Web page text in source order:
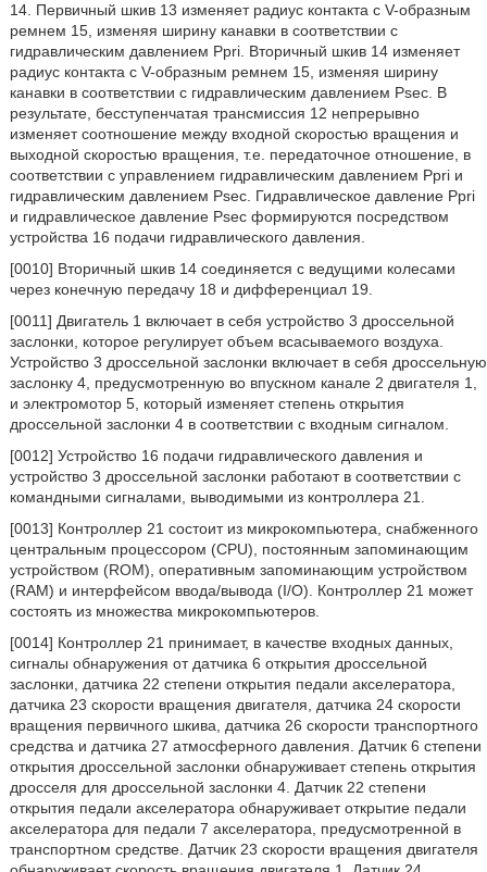
14. Первичный шкив 13 изменяет радиус контакта с V-образным
ремнем 15, изменяя ширину канавки в соответствии с
гидравлическим давлением Ppri. Вторичный шкив 14 изменяет
радиус контакта с V-образным ремнем 15, изменяя ширину
канавки в соответствии с гидравлическим давлением Psec. В
результате, бесступенчатая трансмиссия 12 непрерывно
изменяет соотношение между входной скоростью вращения и
выходной скоростью вращения, т.е. передаточное отношение, в
соответствии с управлением гидравлическим давлением Ppri и
гидравлическим давлением Psec. Гидравлическое давление Ppri
и гидравлическое давление Psec формируются посредством
устройства 16 подачи гидравлического давления.
[0010] Вторичный шкив 14 соединяется с ведущими колесами
через конечную передачу 18 и дифференциал 19.
[0011] Двигатель 1 включает в себя устройство 3 дроссельной
заслонки, которое регулирует объем всасываемого воздуха.
Устройство 3 дроссельной заслонки включает в себя дроссельную
заслонку 4, предусмотренную во впускном канале 2 двигателя 1,
и электромотор 5, который изменяет степень открытия
дроссельной заслонки 4 в соответствии с входным сигналом.
[0012] Устройство 16 подачи гидравлического давления и
устройство 3 дроссельной заслонки работают в соответствии с
командными сигналами, выводимыми из контроллера 21.
[0013] Контроллер 21 состоит из микрокомпьютера, снабженного
центральным процессором (CPU), постоянным запоминающим
устройством (ROM), оперативным запоминающим устройством
(RAM) и интерфейсом ввода/вывода (I/O). Контроллер 21 может
состоять из множества микрокомпьютеров.
[0014] Контроллер 21 принимает, в качестве входных данных,
сигналы обнаружения от датчика 6 открытия дроссельной
заслонки, датчика 22 степени открытия педали акселератора,
датчика 23 скорости вращения двигателя, датчика 24 скорости
вращения первичного шкива, датчика 26 скорости транспортного
средства и датчика 27 атмосферного давления. Датчик 6 степени
открытия дроссельной заслонки обнаруживает степень открытия
дросселя для дроссельной заслонки 4. Датчик 22 степени
открытия педали акселератора обнаруживает открытие педали
акселератора для педали 7 акселератора, предусмотренной в
транспортном средстве. Датчик 23 скорости вращения двигателя